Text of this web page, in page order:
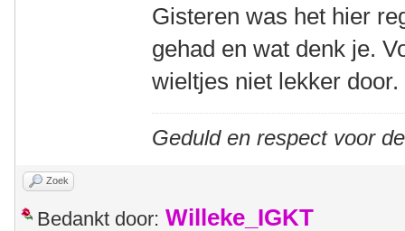
Gisteren was het hier
gehad en wat denk je.
wieltjes niet lekker door.
Geduld en respect voor
Zoek
Bedankt door: Willeke_IGKT